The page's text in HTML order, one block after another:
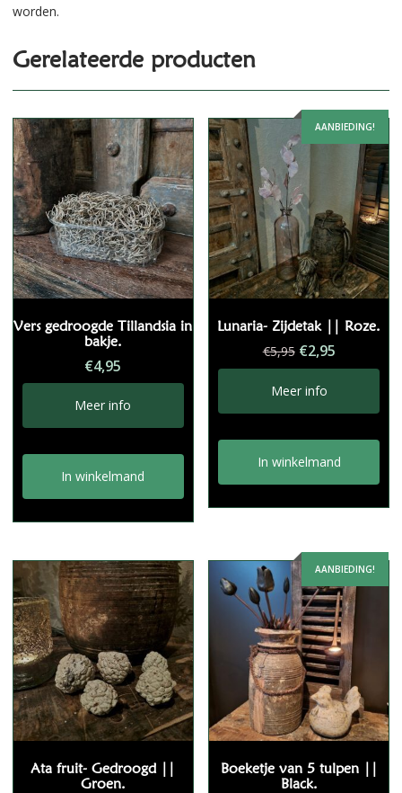
worden.
Gerelateerde producten
Vers gedroogde Tillandsia in
bakje.
€4,95
Meer info
In winkelmand
AANBIEDING!
Lunaria- Zijdetak || Roze.
€5,95
prijs
was:
€5,95.
€2,95Huidige
prijs
€2,95.
Meer info
In winkelmand
Ata fruit- Gedroogd ||
Groen.
AANBIEDING!
Boeketje van 5 tulpen ||
Black.